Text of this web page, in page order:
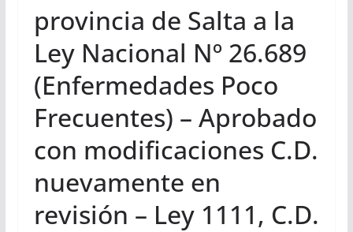
provincia de Salta a la
Ley Nacional Nº 26.689
(Enfermedades Poco
Frecuentes) – Aprobado
con modificaciones C.D.
nuevamente en
revisión – Ley 1111, C.D.